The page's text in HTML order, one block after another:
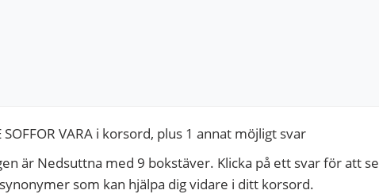
SOFFOR VARA i korsord, plus 1 annat möjligt svar
är Nedsuttna med 9 bokstäver. Klicka på ett svar för att se
som kan hjälpa dig vidare i ditt korsord.